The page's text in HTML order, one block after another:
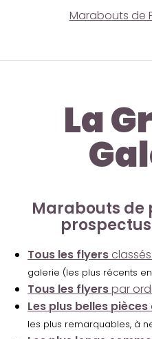
Marabouts de
La
Marabouts de
Tous les flyers
galerie (les plus récents
Tous les flyerspar
Les plus belles pièces
les plus remarquables, à